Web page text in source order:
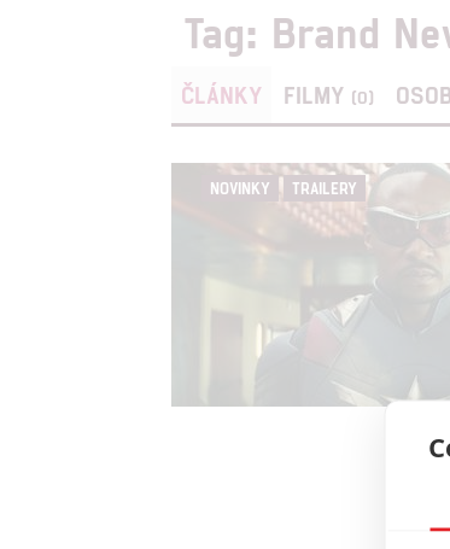
Tag: Brand
ČLÁNKY FILMY (0)
NOVINKY TRAILERY